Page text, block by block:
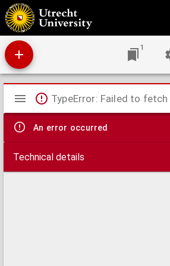
Algemeene geschiedenis des vaderlands, van de
1
Mirador
viewer
TypeError: Failed to fetch
An error occurred
Technical details